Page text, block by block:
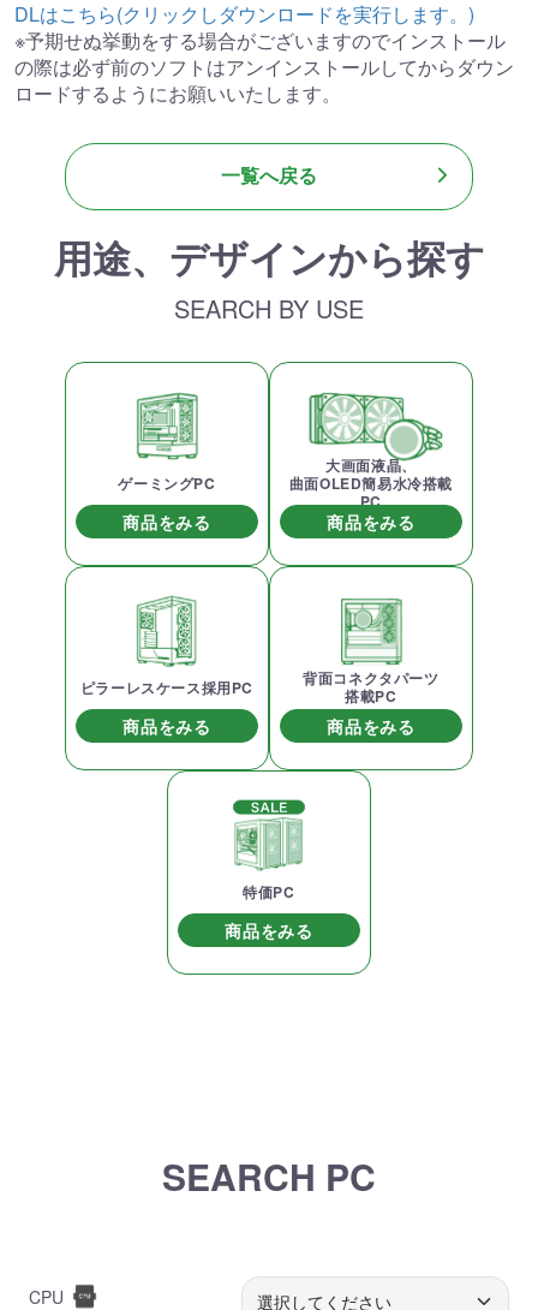
DLはこちら(クリックしダウンロードを実行します。)
※予期せぬ挙動をする場合がございますのでインストール
の際は必ず前のソフトはアンインストールしてからダウン
ロードするようにお願いいたします。
一覧へ戻る
用途、デザインから探す
SEARCH BY USE
ゲーミングPC
商品をみる
大画面液晶、
曲面OLED簡易水冷搭載
PC
商品をみる
ピラーレスケース採用PC
商品をみる
背面コネクタパーツ
搭載PC
商品をみる
特価PC
商品をみる
SEARCH PC
CPU